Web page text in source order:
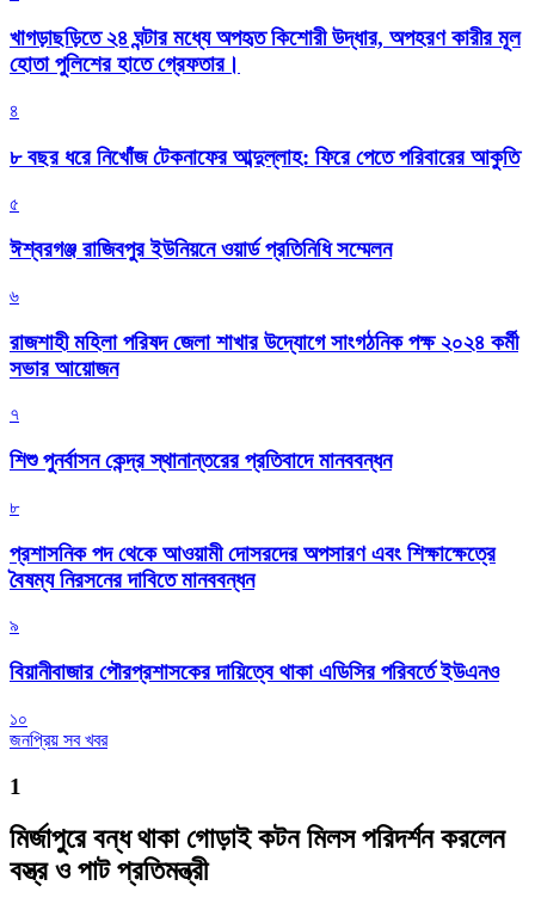
খাগড়াছড়িতে ২৪ ঘন্টার মধ্যে অপহৃত কিশোরী উদ্ধার, অপহরণ কারীর মূল
হোতা পুলিশের হাতে গ্রেফতার।
৪
৮ বছর ধরে নিখোঁজ টেকনাফের আব্দুল্লাহ: ফিরে পেতে পরিবারের আকুতি
৫
ঈশ্বরগঞ্জ রাজিবপুর ইউনিয়নে ওয়ার্ড প্রতিনিধি সম্মেলন
৬
রাজশাহী মহিলা পরিষদ জেলা শাখার উদ্যোগে সাংগঠনিক পক্ষ ২০২৪ কর্মী
সভার আয়োজন
৭
শিশু পুনর্বাসন কেন্দ্র স্থানান্তরের প্রতিবাদে মানববন্ধন
৮
প্রশাসনিক পদ থেকে আওয়ামী দোসরদের অপসারণ এবং শিক্ষাক্ষেত্রে
বৈষম্য নিরসনের দাবিতে মানববন্ধন
৯
বিয়ানীবাজার পৌরপ্রশাসকের দায়িত্বে থাকা এডিসির পরিবর্তে ইউএনও
১০
জনপ্রিয় সব খবর
1
মির্জাপুরে বন্ধ থাকা গোড়াই কটন মিলস পরিদর্শন করলেন
বস্ত্র ও পাট প্রতিমন্ত্রী